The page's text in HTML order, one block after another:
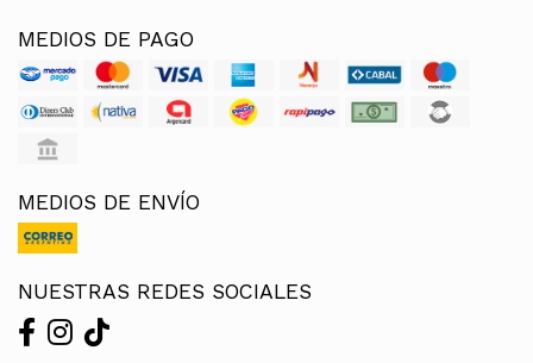
MEDIOS DE PAGO
MEDIOS DE ENVÍO
NUESTRAS REDES SOCIALES